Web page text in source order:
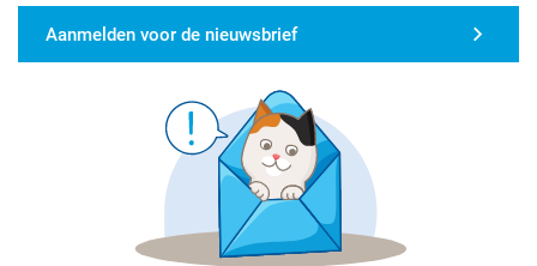
Aanmelden voor de nieuwsbrief